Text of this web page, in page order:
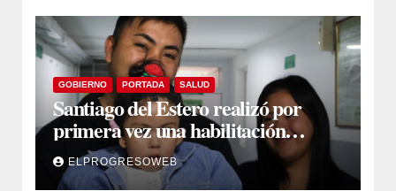
GOBIERNO PORTADA SALUD
Santiago del Estero realizó por
primera vez una habilitación
auditiva con vincha de conducción
óseaELPROGRESOWEB